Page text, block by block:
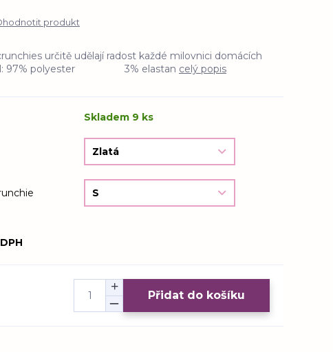
produkt
určitě udělají radost každé milovnici domácích
97% polyester 3% elastan celý popis
Skladem 9 ks
Přidat do košíku